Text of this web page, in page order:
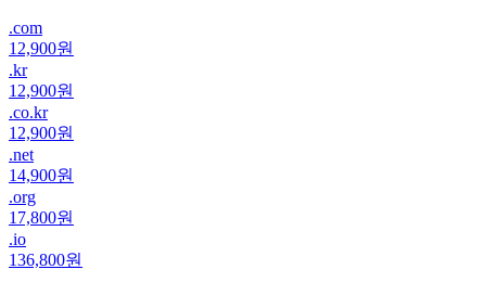
.com
12,900원
.kr
12,900원
.co.kr
12,900원
.net
14,900원
.org
17,800원
.io
136,800원